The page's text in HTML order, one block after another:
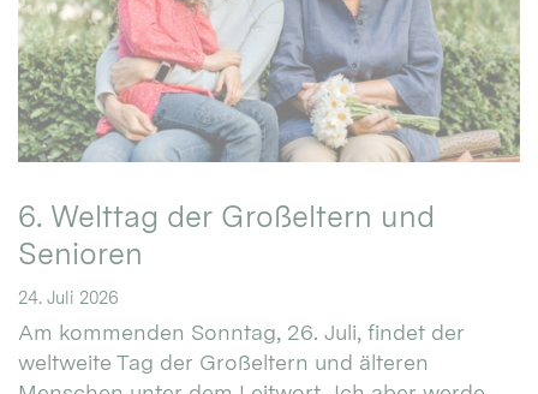
6. Welttag der Großeltern und
Senioren
24. Juli 2026
Am kommenden Sonntag, 26. Juli, findet der
weltweite Tag der Großeltern und älteren